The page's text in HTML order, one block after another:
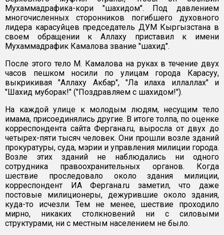
Мухаммадрафика-кори "шахидом". Под давлением
многочисленных сторонников погибшего духовного
лидера карасуйцев председатель ДУМ Кыргызстана в
своем обращении к Аллаху приставил к имени
Мухаммадрафик Камалова звание "шахид".
После этого тело М. Камалова на руках в течение двух
часов пешком носили по улицам города Карасуу,
выкрикивая "Аллаху Акбар", "Ла илаха иллаллах" и
"Шахид муборак!" ("Поздравляем с шахидом!").
На каждой улице к молодым людям, несущим тело
имама, присоединялись другие. В итоге толпа, по оценке
корреспондента сайта Фергана.ru, выросла от двух до
четырех-пяти тысяч человек. Они прошли возле зданий
прокуратуры, суда, мэрии и управления милиции города.
Возле этих зданий не наблюдались ни одного
сотрудника правоохранительных органов. Когда
шествие проследовало около здания милиции,
корреспондент ИА Фергана.ru заметил, что даже
постовые милиционеры, дежурившие около здания,
куда-то исчезли. Тем не менее, шествие проходило
мирно, никаких столкновений ни с силовыми
структурами, ни с местным населением не было.